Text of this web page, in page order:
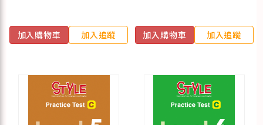
加入購物車 加入追蹤 加入購物車 加入追蹤